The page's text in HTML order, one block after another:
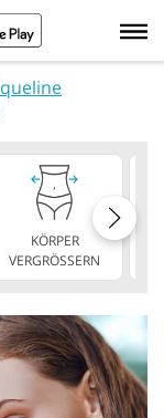
KÖRPER
VERGRÖSSERN